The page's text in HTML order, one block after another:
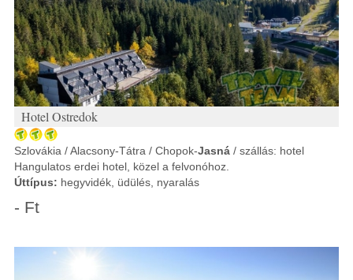
Hotel Ostredok
Szlovákia / Alacsony-Tátra / Chopok-Jasná / szállás: hotel
Hangulatos erdei hotel, közel a felvonóhoz.
Úttípus: hegyvidék, üdülés, nyaralás
- Ft